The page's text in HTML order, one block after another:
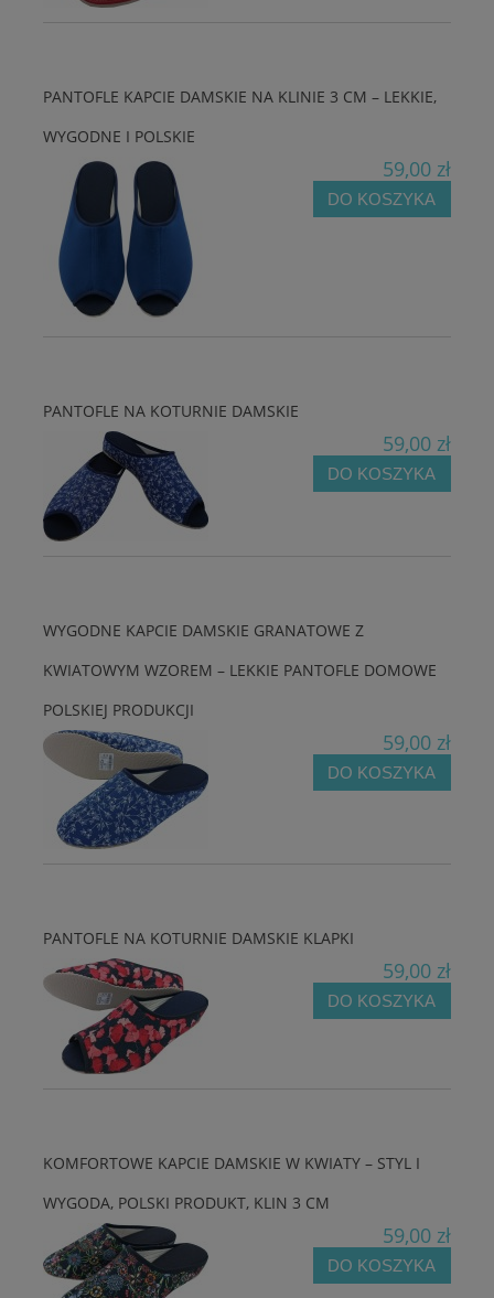
PANTOFLE KAPCIE DAMSKIE NA KLINIE 3 CM – LEKKIE,
WYGODNE I POLSKIE
59,00 zł
DO KOSZYKA
PANTOFLE NA KOTURNIE DAMSKIE
59,00 zł
DO KOSZYKA
WYGODNE KAPCIE DAMSKIE GRANATOWE Z
KWIATOWYM WZOREM – LEKKIE PANTOFLE DOMOWE
POLSKIEJ PRODUKCJI
59,00 zł
DO KOSZYKA
PANTOFLE NA KOTURNIE DAMSKIE KLAPKI
59,00 zł
DO KOSZYKA
KOMFORTOWE KAPCIE DAMSKIE W KWIATY – STYL I
WYGODA, POLSKI PRODUKT, KLIN 3 CM
59,00 zł
DO KOSZYKA